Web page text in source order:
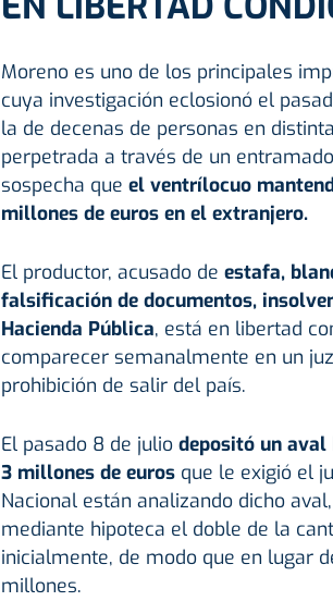
Moreno es uno de los principales
cuya investigación eclosionó el
la de decenas de personas en
perpetrada a través de un
sospecha que el ventrílocuo
millones de euros en el extranjero.
El productor, acusado de estafa,
falsificación de documentos,
Hacienda Pública, está en libertad
comparecer semanalmente en un
prohibición de salir del país.
El pasado 8 de julio depositó un
3 millones de eurosque le exigió el
Nacional están analizando dicho
mediante hipoteca el doble de la
inicialmente, de modo que en lugar
millones.